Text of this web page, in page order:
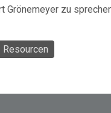
Grönemeyer zu
Resourcen